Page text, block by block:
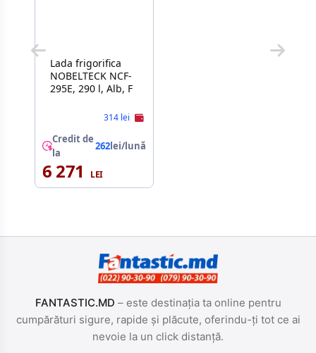
Lada frigorifica
NOBELTECK NCF-
295E, 290 l, Alb, F
314 lei
Credit de
la
262lei/lună
6 271
FANTASTIC.MD – este destinația ta online pentru
cumpărături sigure, rapide și plăcute, oferindu-ți tot ce ai
nevoie la un click distanță.